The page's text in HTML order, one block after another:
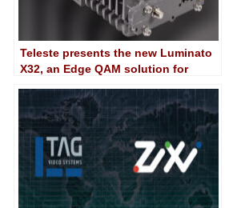
Teleste presents the new Luminato
X32, an Edge QAM solution for